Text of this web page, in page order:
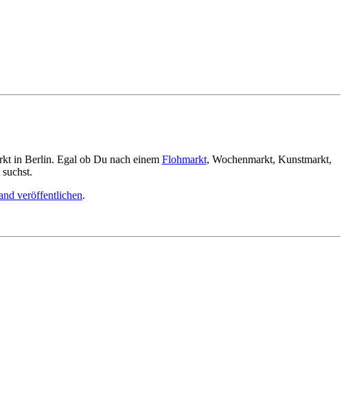
in Berlin. Egal ob Du nach einem Flohmarkt, Wochenmarkt, Kunstmarkt,
veröffentlichen.